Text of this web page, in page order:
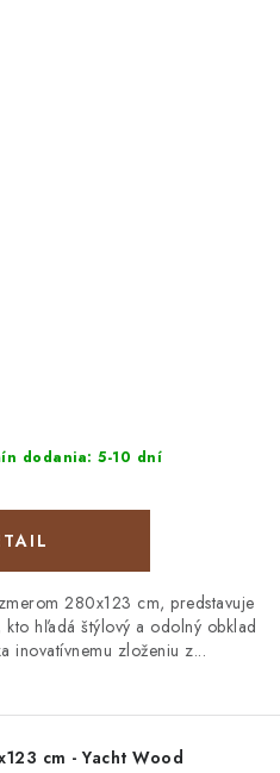
dodania: 5-10 dní
280x123 cm, predstavuje
hľadá štýlový a odolný obklad
inovatívnemu zloženiu z...
cm - Yacht Wood